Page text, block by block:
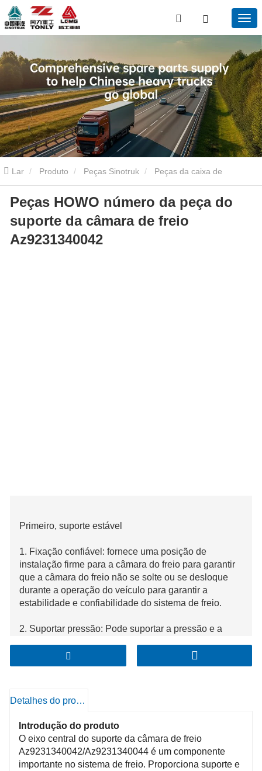
Lar Produto Peças Sinotruk Peças da caixa de
engrenagens Sinotruk Peças HOWO número da peça do suporte
da câmara de freio Az9231340042
Peças HOWO número da peça do
suporte da câmara de freio
Az9231340042
Primeiro, suporte estável
1. Fixação confiável: fornece uma posição de
instalação firme para a câmara do freio para garantir
que a câmara do freio não se solte ou se desloque
durante a operação do veículo para garantir a
estabilidade e confiabilidade do sistema de freio.
2. Suportar pressão: Pode suportar a pressão e a
está funcionando, evitando a deformação ou dano do
suporte, de modo a garantir o funcionamento normal
Detalhes do produto
Introdução do produto
O eixo central do suporte da câmara de freio
Az9231340042/Az9231340044 é um componente
importante no sistema de freio. Proporciona suporte e